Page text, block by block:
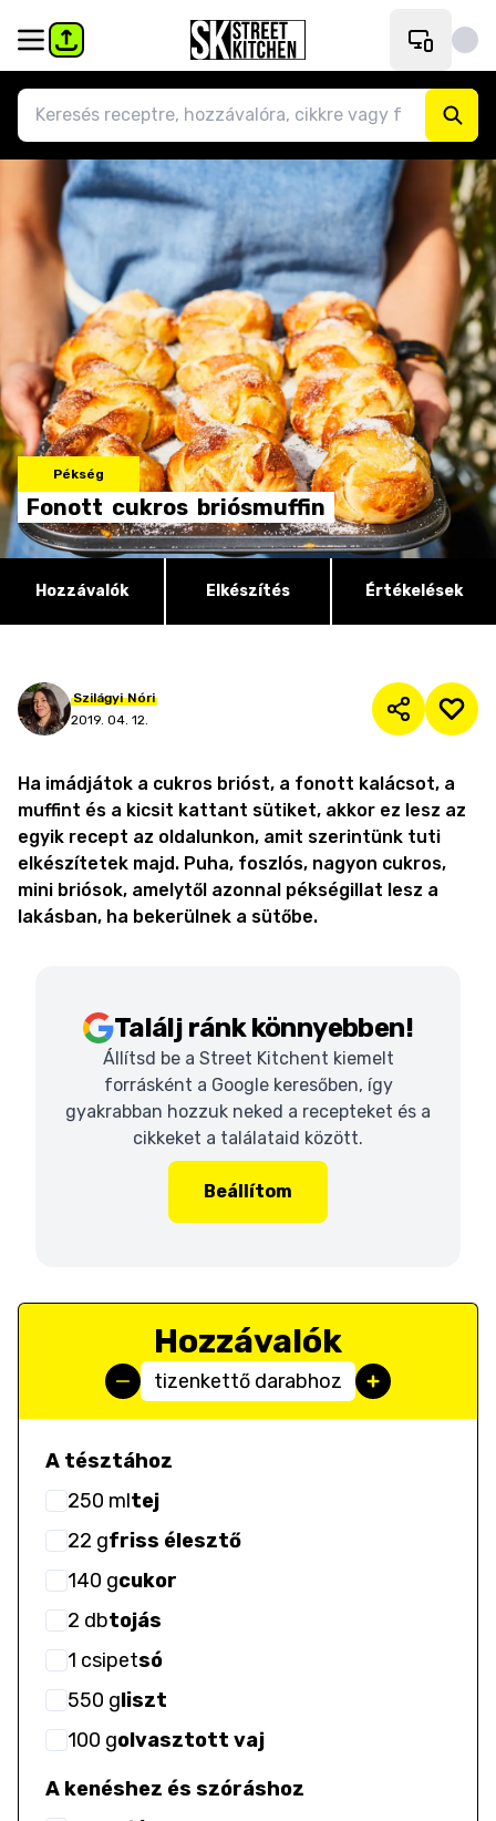
Pékség
Fonott cukros briósmuffin
Hozzávalók Elkészítés Értékelések
Szilágyi Nóri
2019. 04. 12.
Ha imádjátok a cukros brióst, a fonott kalácsot, a
muffint és a kicsit kattant sütiket, akkor ez lesz az
egyik recept az oldalunkon, amit szerintünk tuti
elkészítetek majd. Puha, foszlós, nagyon cukros,
mini briósok, amelytől azonnal pékségillat lesz a
lakásban, ha bekerülnek a sütőbe.
Találj ránk könnyebben!
Állítsd be a Street Kitchent kiemelt
forrásként a Google keresőben, így
gyakrabban hozzuk neked a recepteket és a
cikkeket a találataid között.
Beállítom
Hozzávalók
tizenkettő darabhoz
A tésztához
250 mltej
22 gfriss élesztő
140 gcukor
2 dbtojás
1 csipetsó
550 gliszt
100 golvasztott vaj
A kenéshez és szóráshoz